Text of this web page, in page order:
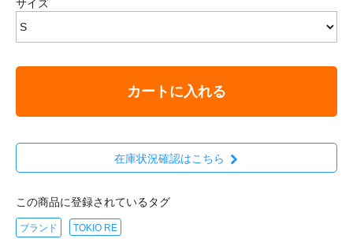
サイズ
カートに入れる
在庫状況確認はこちら
この商品に登録されているタグ
ブランド TOKIO RE